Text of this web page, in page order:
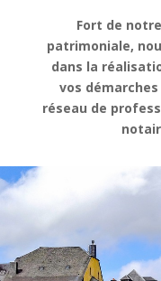
Fort de
patrimoniale,
dans la
vos
réseau de